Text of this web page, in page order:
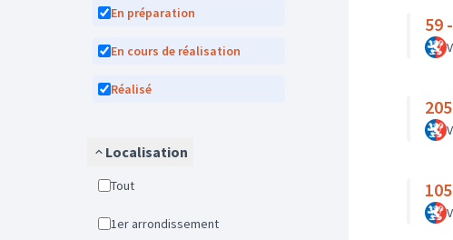
En préparation
En cours de réalisation
Réalisé
Localisation
Tout
1er arrondissement
59